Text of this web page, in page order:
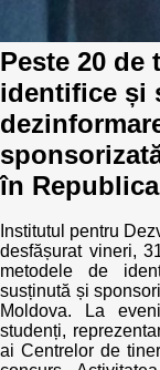
Peste 20 de
identifice și
în
Institutul pentru
desfășurat vineri,
metodele de
susținută și
Moldova. La
studenți,
ai Centrelor de